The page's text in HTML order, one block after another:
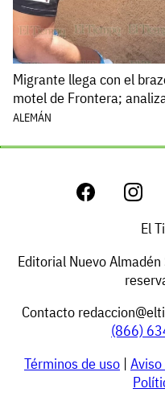
Migrante llega con el
motel de Frontera;
ALEMÁN
El
Editorial Nuevo Almadén
Contacto
(866)
Términos de uso |